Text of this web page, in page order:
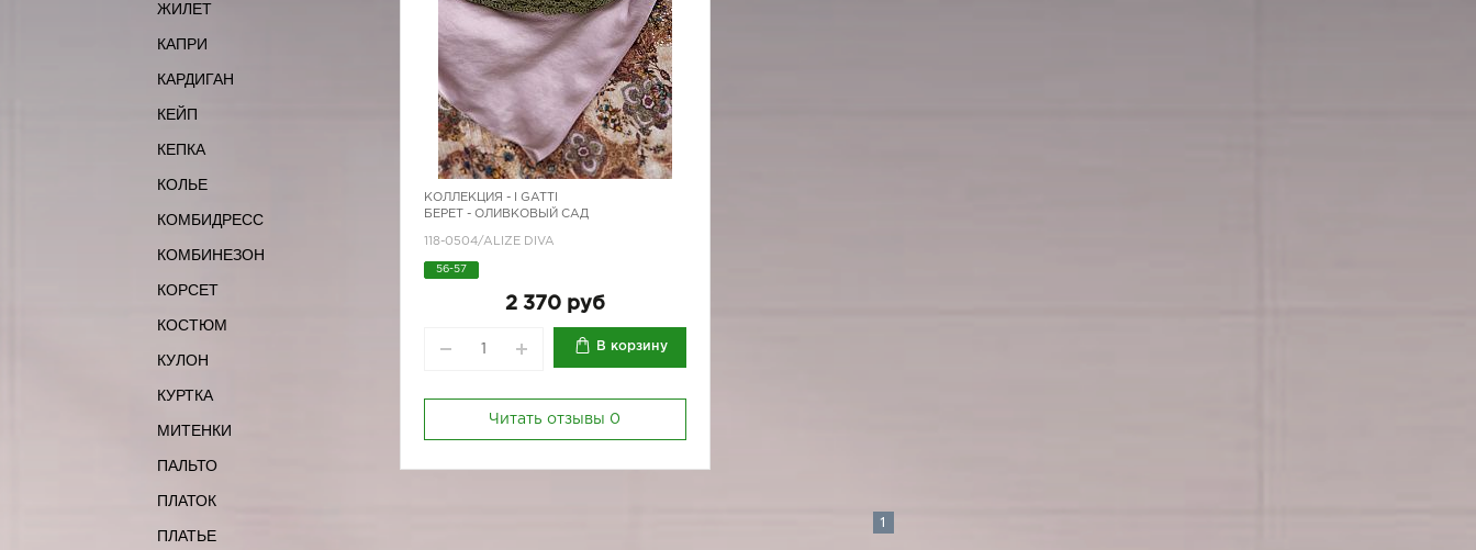
ЖИЛЕТ
КАПРИ
КАРДИГАН
КЕЙП
КЕПКА
КОЛЬЕ
КОМБИДРЕСС
КОМБИНЕЗОН
КОРСЕТ
КОСТЮМ
КУЛОН
КУРТКА
МИТЕНКИ
ПАЛЬТО
ПЛАТОК
ПЛАТЬЕ
КОЛЛЕКЦИЯ -
I GATTI
БЕРЕТ - ОЛИВКОВЫЙ САД
118-0504/ALIZE DIVA
56-57
2 370 руб
В корзину
Читать отзывы 0
1